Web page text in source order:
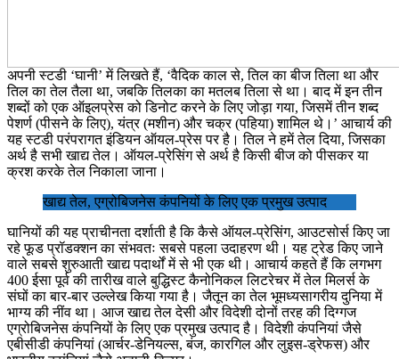
अपनी स्टडी ‘घानी’ में लिखते हैं, ‘वैदिक काल से, तिल का बीज तिला था और
तिल का तेल तैला था, जबकि तिलका का मतलब तिला से था। बाद में इन तीन
शब्दों को एक ऑइलप्रेस को डिनोट करने के लिए जोड़ा गया, जिसमें तीन शब्द
पेशर्ण (पीसने के लिए), यंत्र (मशीन) और चक्र (पहिया) शामिल थे।’ आचार्य की
यह स्टडी परंपरागत इंडियन ऑयल-प्रेस पर है। तिल ने हमें तेल दिया, जिसका
अर्थ है सभी खाद्य तेल। ऑयल-प्रेसिंग से अर्थ है किसी बीज को पीसकर या
क्रश करके तेल निकाला जाना।
खाद्य तेल, एग्रोबिजनेस कंपनियों के लिए एक प्रमुख उत्पाद
घानियों की यह प्राचीनता दर्शाती है कि कैसे ऑयल-प्रेसिंग, आउटसोर्स किए जा
रहे फूड प्रॉडक्शन का संभवतः सबसे पहला उदाहरण थी। यह ट्रेड किए जाने
वाले सबसे शुरुआती खाद्य पदार्थों में से भी एक थी। आचार्य कहते हैं कि लगभग
400 ईसा पूर्व की तारीख वाले बुद्धिस्ट कैनोनिकल लिटरेचर में तेल मिलर्स के
संघों का बार-बार उल्लेख किया गया है। जैतून का तेल भूमध्यसागरीय दुनिया में
भाग्य की नींव था। आज खाद्य तेल देसी और विदेशी दोनों तरह की दिग्गज
एग्रोबिजनेस कंपनियों के लिए एक प्रमुख उत्पाद है। विदेशी कंपनियां जैसे
एबीसीडी कंपनियां (आर्चर-डेनियल्स, बंज, कारगिल और लुइस-ड्रेफस) और